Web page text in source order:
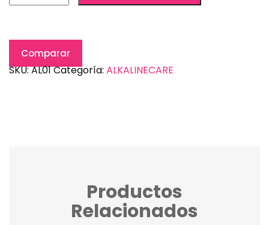
Comparar
SKU:AL01Categoría: ALKALINECARE
Productos
Relacionados